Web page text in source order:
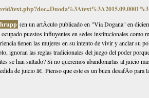
(en un artÃ­culo publicado en "Via Dogana" en
puestos influyentes en sedes institucionales como
tienen las mujeres en su intento de vivir y anclar su
ignoran las reglas tradicionales del juego del poder
se han saltado? Si no queremos abandonarlas al juicio
de juicio â€. Pienso que este es un buen desafÃ­o